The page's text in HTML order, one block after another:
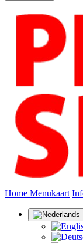
Home (huidige)
Menukaart